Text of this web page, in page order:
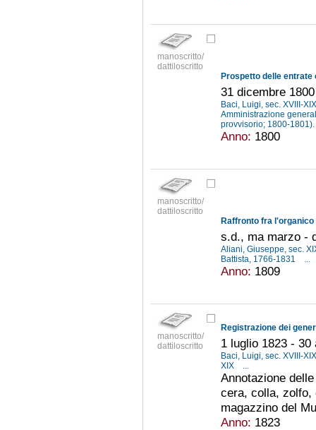
manoscritto/
dattiloscritto
31 dicembre 1800
Baci, Luigi, sec. XVIII-
Amministrazione
provvisorio; 1800-
Anno: 1800
manoscritto/
dattiloscritto
s.d., ma marzo -
Aliani, Giuseppe, sec.
Battista, 1766-1831
Anno: 1809
manoscritto/
dattiloscritto
1 luglio 1823 - 30
Baci, Luigi, sec. XVIII-
XIX
Annotazione
cera, colla, zolfo,
magazzino del
Anno: 1823